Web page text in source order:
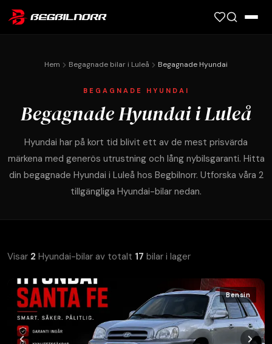
Hem Begagnade bilar i Luleå Begagnade Hyundai
BEGAGNADE HYUNDAI
Begagnade Hyundai i Luleå
Hyundai har på kort tid blivit ett av de mest prisvärda
märkena med generös utrustning och lång nybilsgaranti. Hitta
din begagnade Hyundai i Luleå hos Begbilnorr. Utforska våra 2
tillgängliga Hyundai-bilar nedan.
Visar 2 Hyundai-bilar av totalt 17 bilar i lager
Bensin